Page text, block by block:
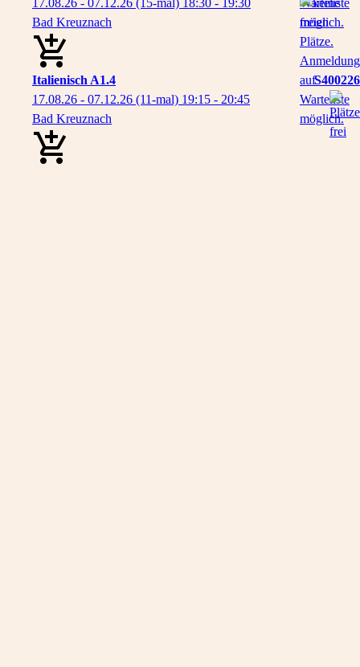
17.08.26 - 07.12.26 (15-mal) 18:30 - 19:30
Bad Kreuznach
Italienisch A1.4
S400226
17.08.26 - 07.12.26 (11-mal) 19:15 - 20:45
Bad Kreuznach